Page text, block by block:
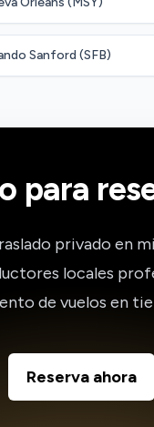
Sanford (SFB)
para
privado en
locales
de vuelos en
Reserva ahora